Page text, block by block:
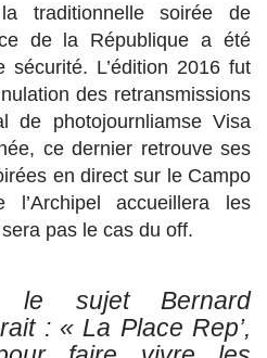
traditionnelle soirée de
de la République a été
L’édition 2016 fut
des retransmissions
de photojournliamse Visa
ce dernier retrouve ses
en direct sur le Campo
accueillera les
pas le cas du off.
le sujet Bernard
: « La Place Rep’,